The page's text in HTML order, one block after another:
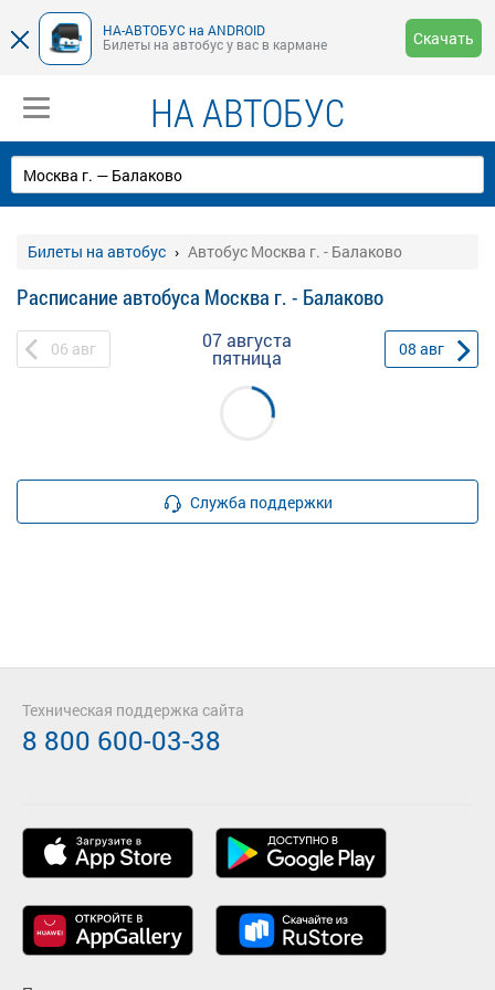
НА-АВТОБУС на ANDROID
Билеты на автобус у вас в кармане
Скачать
НА АВТОБУС
Билеты на автобус Автобус Москва г. - Балаково
Расписание автобуса Москва г. - Балаково
06 авг 07 августа
пятница 08 авг
Служба поддержки
Техническая поддержка сайта
8 800 600-03-38